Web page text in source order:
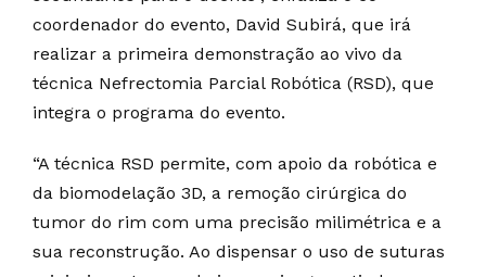
coordenador do evento, David Subirá, que irá
realizar a primeira demonstração ao vivo da
técnica Nefrectomia Parcial Robótica (RSD), que
integra o programa do evento.
“A técnica RSD permite, com apoio da robótica e
da biomodelação 3D, a remoção cirúrgica do
tumor do rim com uma precisão milimétrica e a
sua reconstrução. Ao dispensar o uso de suturas